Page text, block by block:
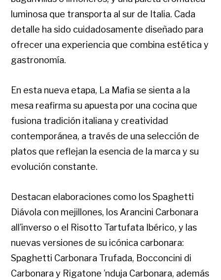
luminosa que transporta al sur de Italia. Cada
detalle ha sido cuidadosamente diseñado para
ofrecer una experiencia que combina estética y
gastronomía.
En esta nueva etapa, La Mafia se sienta a la
mesa reafirma su apuesta por una cocina que
fusiona tradición italiana y creatividad
contemporánea, a través de una selección de
platos que reflejan la esencia de la marca y su
evolución constante.
Destacan elaboraciones como los Spaghetti
Diávola con mejillones, los Arancini Carbonara
all’inverso o el Risotto Tartufata Ibérico, y las
nuevas versiones de su icónica carbonara:
Spaghetti Carbonara Trufada, Bocconcini di
Carbonara y Rigatone ’nduja Carbonara, además